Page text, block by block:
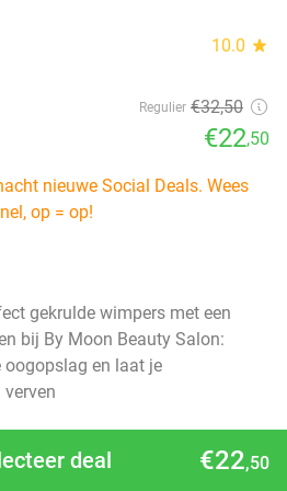
10.0 star
Regulier €32,50
€22,50
nieuwe Social Deals. Wees
op = op!
gekrulde wimpers met een
bij By Moon Beauty Salon:
en laat je
€22,50
deal